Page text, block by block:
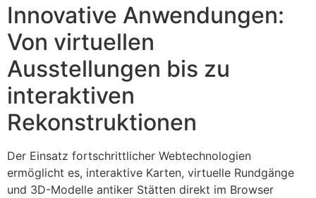
Innovative Anwendungen:
Von virtuellen
Ausstellungen bis zu
interaktiven
Rekonstruktionen
Der Einsatz fortschrittlicher Webtechnologien
ermöglicht es, interaktive Karten, virtuelle Rundgänge
und 3D-Modelle antiker Stätten direkt im Browser